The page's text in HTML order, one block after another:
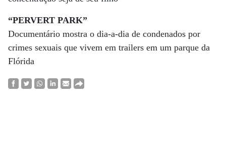
“PERVERT PARK”
Documentário mostra o dia-a-dia de condenados por
crimes sexuais que vivem em trailers em um parque da
Flórida